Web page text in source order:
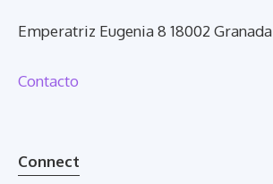
Emperatriz Eugenia 8 18002 Granada
Contacto
Connect